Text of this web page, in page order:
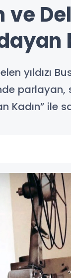
ve
yıldızı
Kadın” ile